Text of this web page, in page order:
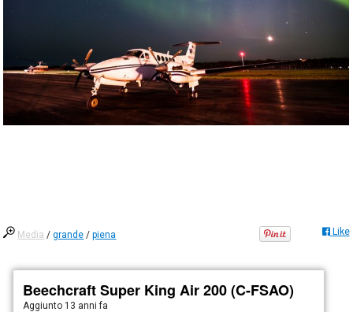
Media /grande /piena Like
Beechcraft Super King Air 200 (C-FSAO)
Aggiunto 13 anni fa